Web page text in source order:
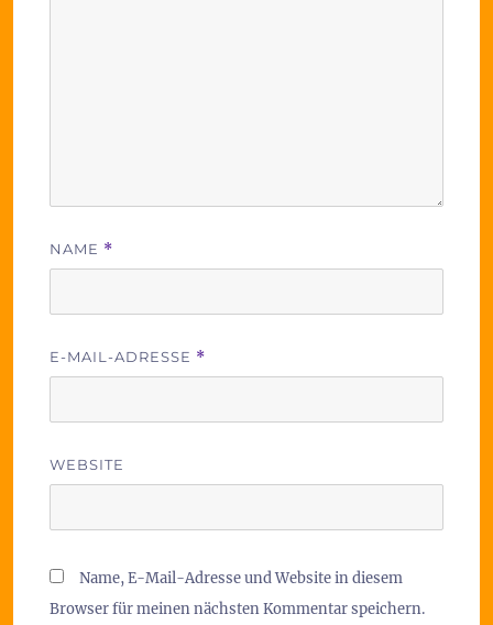
NAME *
E-MAIL-ADRESSE *
WEBSITE
Name, E-Mail-Adresse und Website in diesem
Browser für meinen nächsten Kommentar speichern.